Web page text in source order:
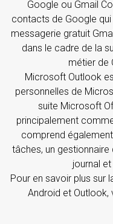
Google ou Gmail
contacts de Google
messagerie gratuit
dans le cadre de la
métier de
Microsoft Outlook
personnelles de
suite Microsoft
principalement
comprend
tâches, un
journal
Pour en savoir plus sur
Android et Outlook,